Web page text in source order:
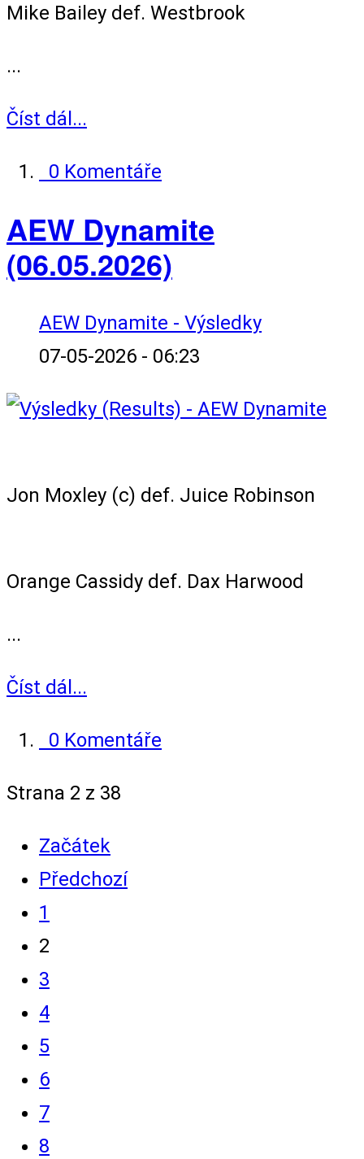
Mike Bailey def. Westbrook
...
Číst dál...
0 Komentáře
AEW Dynamite
(06.05.2026)
AEW Dynamite - Výsledky
07-05-2026 - 06:23
Jon Moxley (c) def. Juice Robinson
Orange Cassidy def. Dax Harwood
...
Číst dál...
0 Komentáře
Strana 2 z 38
Začátek
Předchozí
1
2
3
4
5
6
7
8